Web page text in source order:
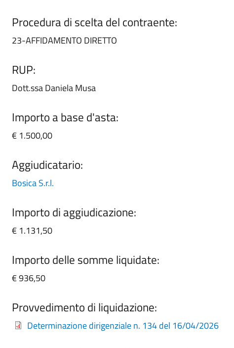
Procedura di scelta del contraente:
23-AFFIDAMENTO DIRETTO
RUP:
Dott.ssa Daniela Musa
Importo a base d'asta:
€ 1.500,00
Aggiudicatario:
Bosica S.r.l.
Importo di aggiudicazione:
€ 1.131,50
Importo delle somme liquidate:
€ 936,50
Provvedimento di liquidazione:
Determinazione dirigenziale n. 134 del 16/04/2026